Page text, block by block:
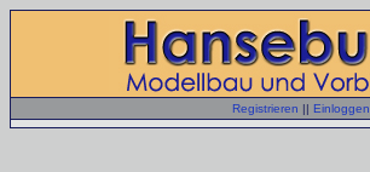
Registrieren || Einloggen